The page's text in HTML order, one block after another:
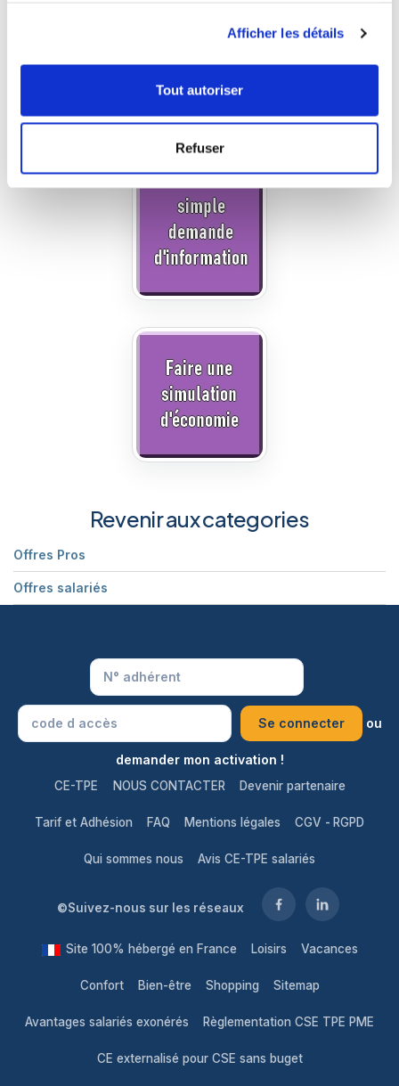
Afficher les détails
Tout autoriser
Refuser
Revenir aux categories
Offres Pros
Offres salariés
ou
demander mon activation !
CE-TPE NOUS CONTACTER Devenir partenaire
Tarif et Adhésion FAQ Mentions légales CGV - RGPD
Qui sommes nous Avis CE-TPE salariés
©Suivez-nous sur les réseaux
Site 100% hébergé en France Loisirs Vacances
Confort Bien-être Shopping Sitemap
Avantages salariés exonérés Règlementation CSE TPE PME
CE externalisé pour CSE sans buget